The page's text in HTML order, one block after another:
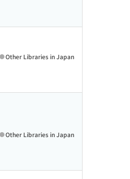
Other Libraries in Japan
Other Libraries in Japan